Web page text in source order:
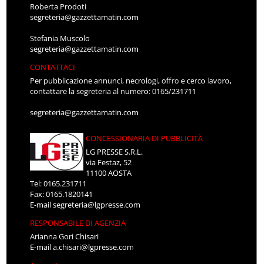
Roberta Prodoti
segreteria@gazzettamatin.com
Stefania Muscolo
segreteria@gazzettamatin.com
CONTATTACI
Per pubblicazione annunci, necrologi, offro e cerco lavoro,
contattare la segreteria al numero: 0165/231711
segreteria@gazzettamatin.com
CONCESSIONARIA DI PUBBLICITÀ
LG PRESSE S.R.L.
via Festaz, 52
11100 AOSTA
Tel: 0165.231711
Fax: 0165.1820141
E-mailsegreteria@lgpresse.com
RESPONSABILE DI AGENZIA
Arianna Gori Chisari
E-maila.chisari@lgpresse.com